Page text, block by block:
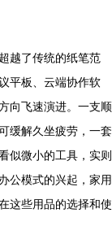
越了传统的纸笔范
平板、云端协作软
向飞速演进。一支顺
缓解久坐疲劳，一套
似微小的工具，实则
公模式的兴起，家用
这些用品的选择和使